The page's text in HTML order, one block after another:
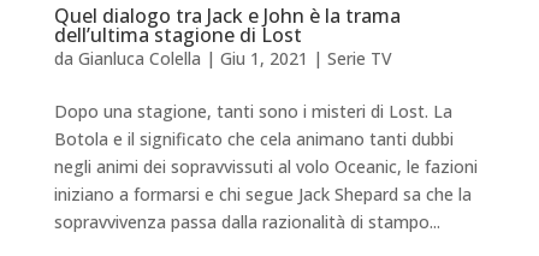
Quel dialogo tra Jack e John è la trama
dell’ultima stagione di Lost
da Gianluca Colella | Giu 1, 2021 | Serie TV
Dopo una stagione, tanti sono i misteri di Lost. La
Botola e il significato che cela animano tanti dubbi
negli animi dei sopravvissuti al volo Oceanic, le fazioni
iniziano a formarsi e chi segue Jack Shepard sa che la
sopravvivenza passa dalla razionalità di stampo...